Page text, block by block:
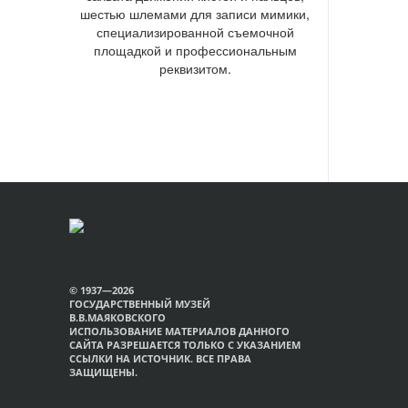
шестью шлемами для записи мимики,
специализированной съемочной
площадкой и профессиональным
реквизитом.
© 1937—2026
ГОСУДАРСТВЕННЫЙ МУЗЕЙ
В.В.МАЯКОВСКОГО
ИСПОЛЬЗОВАНИЕ МАТЕРИАЛОВ ДАННОГО
САЙТА РАЗРЕШАЕТСЯ ТОЛЬКО С УКАЗАНИЕМ
ССЫЛКИ НА ИСТОЧНИК. ВСЕ ПРАВА
ЗАЩИЩЕНЫ.